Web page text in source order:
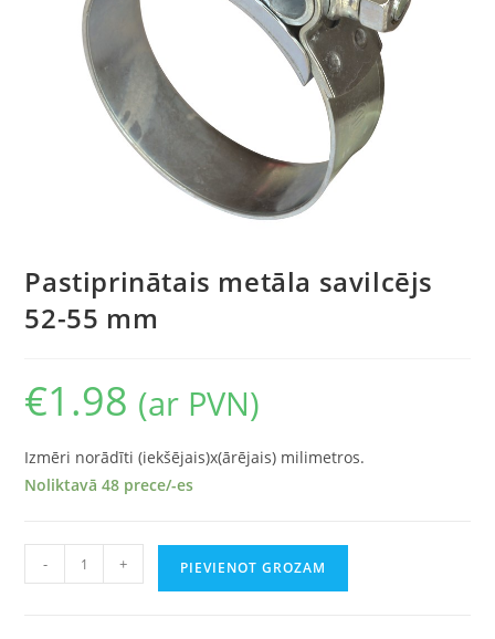
Pastiprinātais metāla savilcējs
52-55 mm
€1.98 (ar PVN)
Izmēri norādīti (iekšējais)x(ārējais) milimetros.
Noliktavā 48 prece/-es
- + PIEVIENOT GROZAM